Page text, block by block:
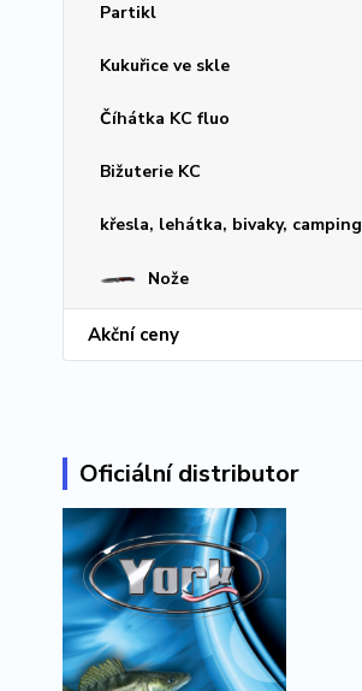
Partikl
Kukuřice ve skle
Číhátka KC fluo
Bižuterie KC
křesla, lehátka, bivaky, camping
Nože
Akční ceny
Oficiální distributor